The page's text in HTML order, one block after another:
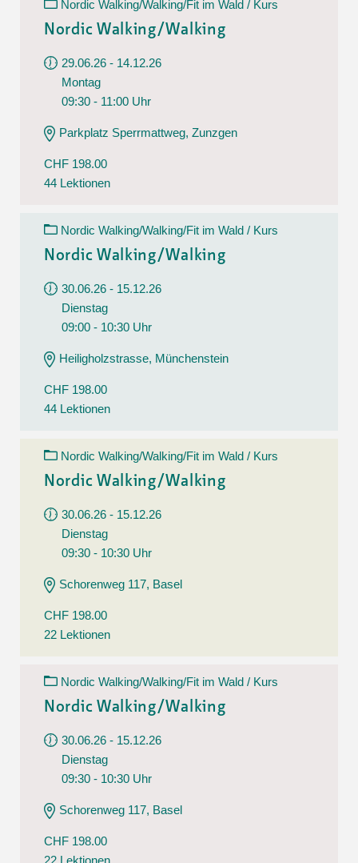
Nordic Walking/Walking/Fit im Wald / Kurs
Nordic Walking/Walking
29.06.26 - 14.12.26
Montag
09:30 - 11:00 Uhr
Parkplatz Sperrmattweg, Zunzgen
CHF 198.00
44 Lektionen
Nordic Walking/Walking/Fit im Wald / Kurs
Nordic Walking/Walking
30.06.26 - 15.12.26
Dienstag
09:00 - 10:30 Uhr
Heiligholzstrasse, Münchenstein
CHF 198.00
44 Lektionen
Nordic Walking/Walking/Fit im Wald / Kurs
Nordic Walking/Walking
30.06.26 - 15.12.26
Dienstag
09:30 - 10:30 Uhr
Schorenweg 117, Basel
CHF 198.00
22 Lektionen
Nordic Walking/Walking/Fit im Wald / Kurs
Nordic Walking/Walking
30.06.26 - 15.12.26
Dienstag
09:30 - 10:30 Uhr
Schorenweg 117, Basel
CHF 198.00
22 Lektionen